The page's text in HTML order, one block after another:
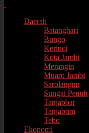
Daerah
Batanghari
Bungo
Kerinci
Kota Jambi
Merangin
Muaro Jambi
Sarolangun
Sungai Penuh
Tanjabbar
Tanjabtim
Tebo
Ekonomi